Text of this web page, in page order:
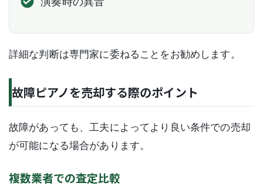
詳細な判断は専門家に委ねることをお勧めします。
故障ピアノを売却する際のポイント
故障があっても、工夫によってより良い条件での売却
が可能になる場合があります。
複数業者での査定比較